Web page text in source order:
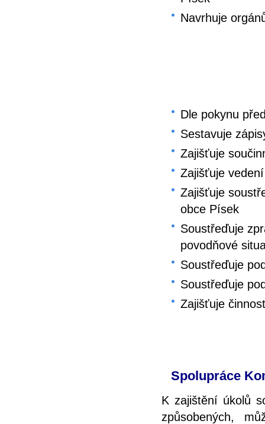
Navrhuje
Dle pokynu
Sestavuje
Zajišťuje
Zajišťuje
Zajišťuje
obce Písek
Soustřeďuje
povodňové
Soustřeďuje
Soustřeďuje
Zajišťuje
Spolupráce
K zajištění úkolů
způsobených,